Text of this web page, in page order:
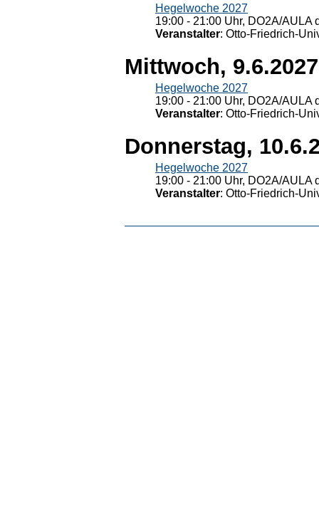
Hegelwoche 2027
19:00 - 21:00 Uhr, DO2A/
Veranstalter: Otto-Friedrich-
Mittwoch, 9.6.2027
Hegelwoche 2027
19:00 - 21:00 Uhr, DO2A/
Veranstalter: Otto-Friedrich-
Donnerstag,
Hegelwoche 2027
19:00 - 21:00 Uhr, DO2A/
Veranstalter: Otto-Friedrich-